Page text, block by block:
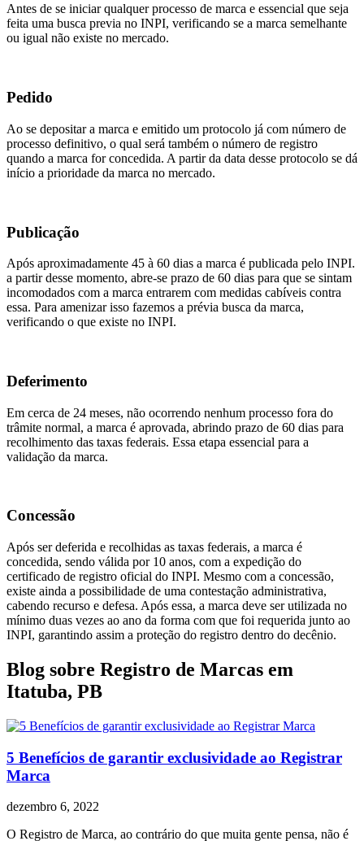
Antes de se iniciar qualquer processo de marca e essencial que seja
feita uma busca previa no INPI, verificando se a marca semelhante
ou igual não existe no mercado.
Pedido
Ao se depositar a marca e emitido um protocolo já com número de
processo definitivo, o qual será também o número de registro
quando a marca for concedida. A partir da data desse protocolo se dá
início a prioridade da marca no mercado.
Publicação
Após aproximadamente 45 à 60 dias a marca é publicada pelo INPI.
a partir desse momento, abre-se prazo de 60 dias para que se sintam
incomodados com a marca entrarem com medidas cabíveis contra
essa. Para amenizar isso fazemos a prévia busca da marca,
verificando o que existe no INPI.
Deferimento
Em cerca de 24 meses, não ocorrendo nenhum processo fora do
trâmite normal, a marca é aprovada, abrindo prazo de 60 dias para
recolhimento das taxas federais. Essa etapa essencial para a
validação da marca.
Concessão
Após ser deferida e recolhidas as taxas federais, a marca é
concedida, sendo válida por 10 anos, com a expedição do
certificado de registro oficial do INPI. Mesmo com a concessão,
existe ainda a possibilidade de uma contestação administrativa,
cabendo recurso e defesa. Após essa, a marca deve ser utilizada no
mínimo duas vezes ao ano da forma com que foi requerida junto ao
INPI, garantindo assim a proteção do registro dentro do decênio.
Blog sobre Registro de Marcas em
Itatuba, PB
5 Benefícios de garantir exclusividade ao Registrar
Marca
dezembro 6, 2022
O Registro de Marca, ao contrário do que muita gente pensa, não é